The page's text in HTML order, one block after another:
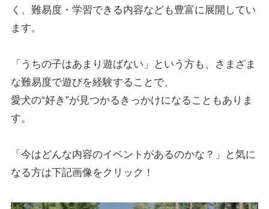
く、難易度・学習できる内容なども豊富に展開してい
ます。
「うちの子はあまり遊ばない」という方も、さまざま
な難易度で遊びを経験することで、
愛犬の“好き”が見つかるきっかけになることもありま
す。
「今はどんな内容のイベントがあるのかな？」と気に
なる方は下記画像をクリック！